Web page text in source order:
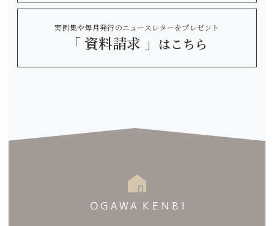
実例集や毎月発行のニュースレターをプレゼント
「 資料請求 」 はこちら